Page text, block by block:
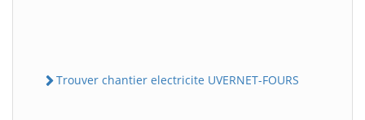
Trouver chantier electricite UVERNET-FOURS